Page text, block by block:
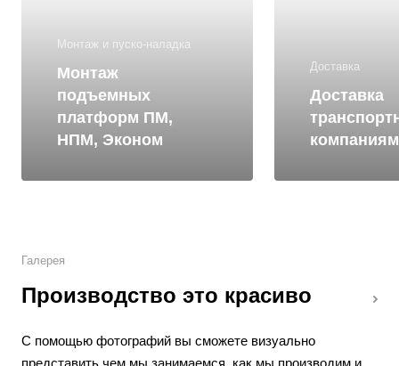
Монтаж и пуско-наладка
Монтаж
подъемных
платформ ПМ,
НПМ, Эконом
Доставка
Доставка
Галерея
Производство это красиво
С помощью фотографий вы сможете визуально